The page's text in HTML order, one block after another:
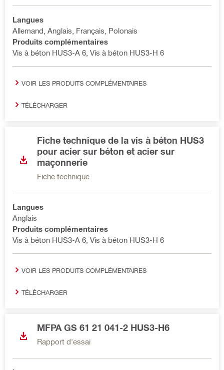
Langues
Allemand, Anglais, Français, Polonais
Produits complémentaires
Vis à béton HUS3-A 6, Vis à béton HUS3-H 6
VOIR LES PRODUITS COMPLÉMENTAIRES
TÉLÉCHARGER
Fiche technique de la vis à béton HUS3
pour acier sur béton et acier sur
maçonnerie
Fiche technique
Langues
Anglais
Produits complémentaires
Vis à béton HUS3-A 6, Vis à béton HUS3-H 6
VOIR LES PRODUITS COMPLÉMENTAIRES
TÉLÉCHARGER
MFPA GS 61 21 041-2 HUS3-H6
Rapport d'essai